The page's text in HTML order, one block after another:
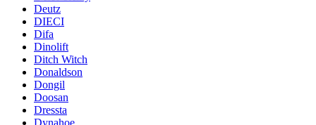
Deutz
DIECI
Difa
Dinolift
Ditch Witch
Donaldson
Dongil
Doosan
Dressta
Dynahoe